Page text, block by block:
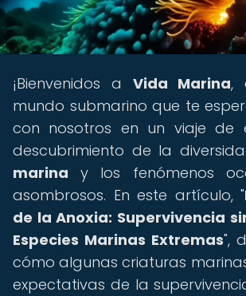
¡Bienvenidos a Vida Marina,
mundo submarino que te
con nosotros en un viaje de
descubrimiento de la
marina y los fenómenos
asombrosos. En este artículo, "
de la Anoxia: Supervivencia
Especies Marinas Extremas",
cómo algunas criaturas
expectativas de la